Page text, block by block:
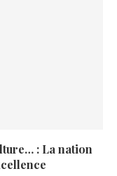
: La nation